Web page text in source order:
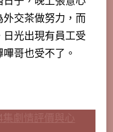
交茶做努力，而
光出現有員工受
哥也受不了。
劇情評價與心